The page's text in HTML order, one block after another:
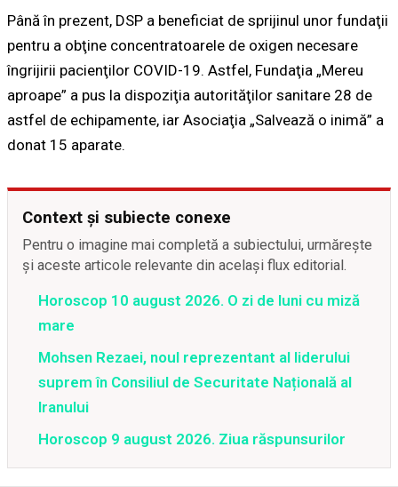
Până în prezent, DSP a beneficiat de sprijinul unor fundaţii
pentru a obţine concentratoarele de oxigen necesare
îngrijirii pacienţilor COVID-19. Astfel, Fundaţia „Mereu
aproape” a pus la dispoziţia autorităţilor sanitare 28 de
astfel de echipamente, iar Asociaţia „Salvează o inimă” a
donat 15 aparate.
Context și subiecte conexe
Pentru o imagine mai completă a subiectului, urmărește
și aceste articole relevante din același flux editorial.
Horoscop 10 august 2026. O zi de luni cu miză
mare
Mohsen Rezaei, noul reprezentant al liderului
suprem în Consiliul de Securitate Națională al
Iranului
Horoscop 9 august 2026. Ziua răspunsurilor